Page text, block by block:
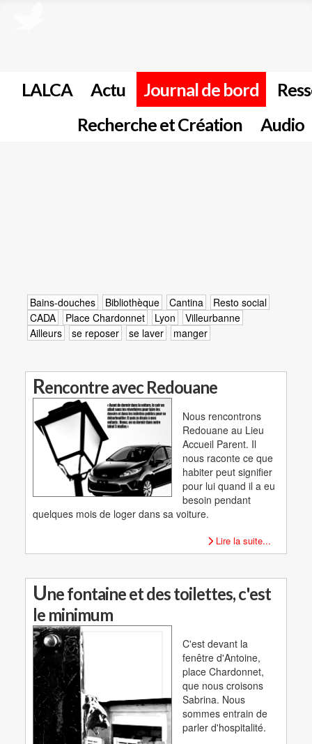
LALCA Actu Journal de bord
Recherche et Création
Audio
Bains-douches Bibliothèque Cantina
Resto social
CADA
Place Chardonnet Lyon
Villeurbanne
Ailleurs
se reposer se laver manger
Rencontre avec Redouane
Nous rencontrons
Redouane au Lieu
Accueil Parent. Il
nous raconte ce que
habiter peut signifier
pour lui quand il a eu
besoin pendant
quelques mois de loger dans sa voiture.
Lire la suite...
Une fontaine et des toilettes, c'est
le minimum
C'est devant la
fenêtre d'Antoine,
place Chardonnet,
que nous croisons
Sabrina. Nous
sommes entrain de
parler d'hospitalité.